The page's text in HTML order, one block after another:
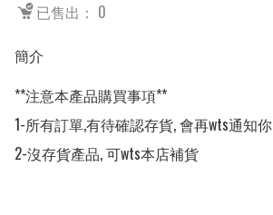
已售出： 0
簡介
**注意本產品購買事項**
1-所有訂單,有待確認存貨, 會再wts通知你
2-沒存貨產品, 可wts本店補貨